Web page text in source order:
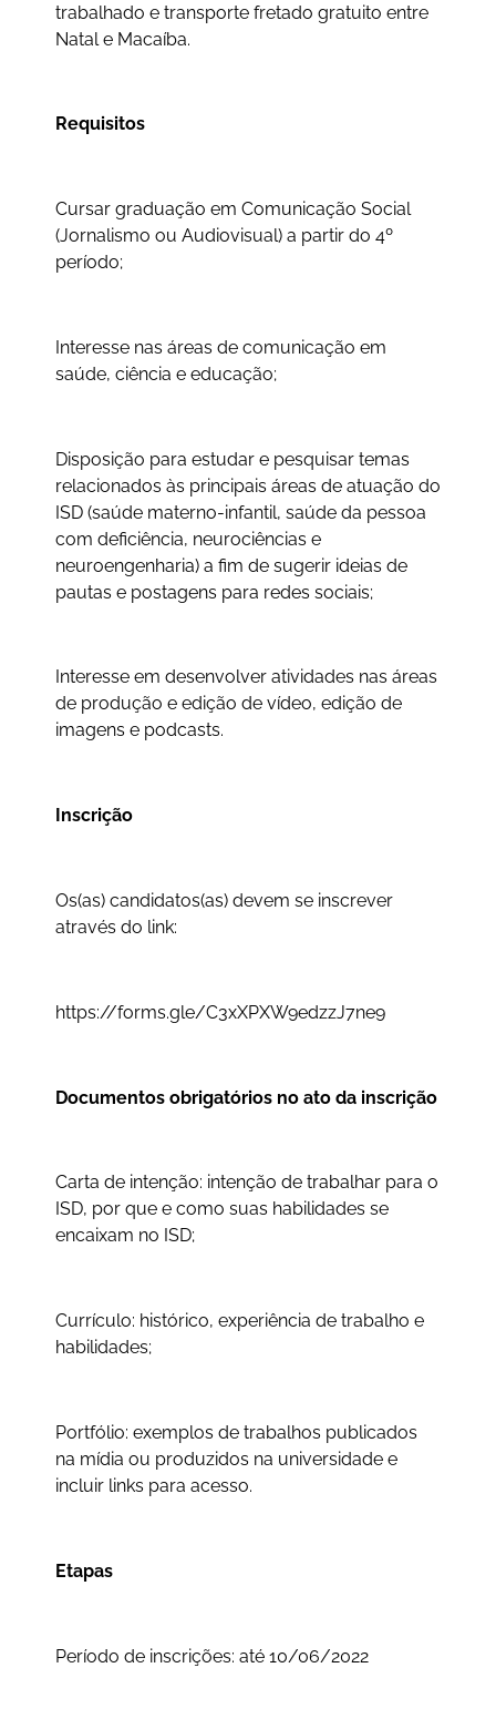
trabalhado e transporte fretado gratuito entre
Natal e Macaíba.
Requisitos
Cursar graduação em Comunicação Social
(Jornalismo ou Audiovisual) a partir do 4º
período;
Interesse nas áreas de comunicação em
saúde, ciência e educação;
Disposição para estudar e pesquisar temas
relacionados às principais áreas de atuação do
ISD (saúde materno-infantil, saúde da pessoa
com deficiência, neurociências e
neuroengenharia) a fim de sugerir ideias de
pautas e postagens para redes sociais;
Interesse em desenvolver atividades nas áreas
de produção e edição de vídeo, edição de
imagens e podcasts.
Inscrição
Os(as) candidatos(as) devem se inscrever
através do link:
https://forms.gle/C3xXPXW9edzzJ7ne9
Documentos obrigatórios no ato da inscrição
Carta de intenção: intenção de trabalhar para o
ISD, por que e como suas habilidades se
encaixam no ISD;
Currículo: histórico, experiência de trabalho e
habilidades;
Portfólio: exemplos de trabalhos publicados
na mídia ou produzidos na universidade e
incluir links para acesso.
Etapas
Período de inscrições: até 10/06/2022